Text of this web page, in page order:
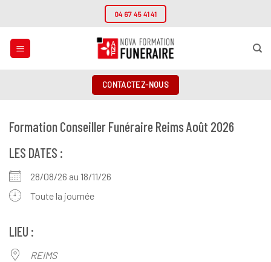
contenu
04 67 45 41 41
CONTACTEZ-NOUS
Formation Conseiller Funéraire Reims Août 2026
LES DATES :
28/08/26 au 18/11/26
Toute la journée
LIEU :
REIMS